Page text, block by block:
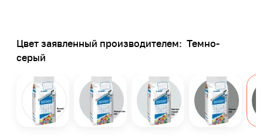
Цвет заявленный производителем: Темно-
серый